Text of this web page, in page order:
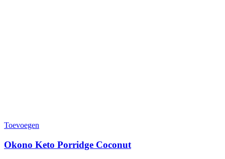
Toevoegen
Okono Keto Porridge Coconut